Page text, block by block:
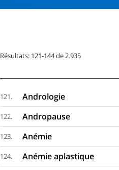
Résultats: 121-144 de 2.935
121. Andrologie
122. Andropause
123. Anémie
124. Anémie aplastique